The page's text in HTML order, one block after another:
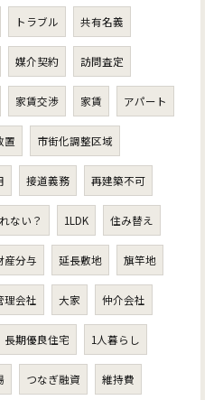
トラブル 共有名義
媒介契約 訪問査定
家賃交渉 家賃 アパート
置 市街化調整区域
接道義務 再建築不可
ない？ 1LDK 住み替え
産分与 延長敷地 旗竿地
理会社 大家 仲介会社
長期優良住宅 1人暮らし
つなぎ融資 維持費